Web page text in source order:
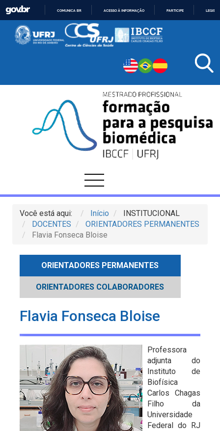
PARA
O
CONTEÚDO
COMUNICA BR ACESSO À INFORMAÇÃO PARTICIPE
Você está aqui: Início
INSTITUCIONAL
DOCENTES
ORIENTADORES PERMANENTES
Flavia Fonseca Bloise
ORIENTADORES PERMANENTES
ORIENTADORES COLABORADORES
Flavia Fonseca Bloise
Professora
adjunta do
Instituto de
Biofísica
Carlos Chagas
Filho da
Universidade
Federal do RJ